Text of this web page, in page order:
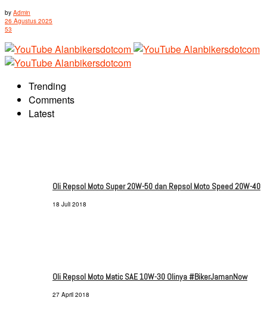
by Admin
26 Agustus 2025
53
Trending
Comments
Latest
Oli Repsol Moto Super 20W-50 dan Repsol Moto Speed 20W-40
18 Juli 2018
Oli Repsol Moto Matic SAE 10W-30 Olinya #BikerJamanNow
27 April 2018